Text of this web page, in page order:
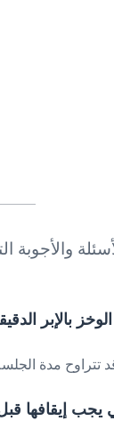
بالإبر
حيث يتم الإشراف عليها من قبل أطباء الأكثر
يجب إيقافها